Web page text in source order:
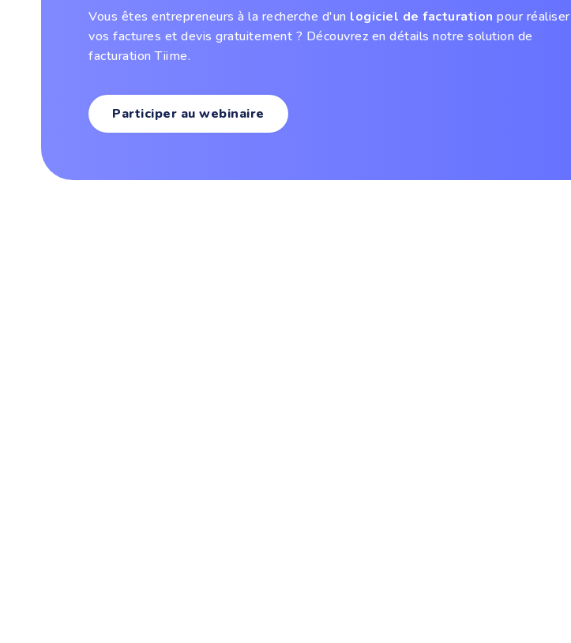
Vous êtes entrepreneurs à la recherche d'un logiciel de facturation pour réaliser
vos factures et devis gratuitement ? Découvrez en détails notre solution de
facturation Tiime.
Participer au webinaire